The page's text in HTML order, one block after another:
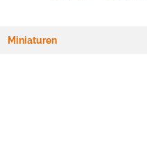
Miniaturen